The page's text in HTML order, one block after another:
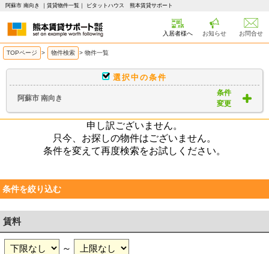
阿蘇市 南向き ｜賃貸物件一覧｜ ピタットハウス 熊本賃貸サポート
入居者様へ お知らせ お問合せ
TOPページ > 物件検索 > 物件一覧
選択中の条件
阿蘇市 南向き
条件
変更
申し訳ございません。
只今、お探しの物件はございません。
条件を変えて再度検索をお試しください。
条件を絞り込む
賃料
～